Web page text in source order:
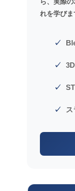
ら、実際
れを学びま